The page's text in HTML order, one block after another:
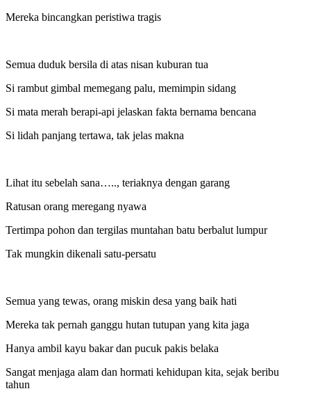
Mereka bincangkan peristiwa tragis
Semua duduk bersila di atas nisan kuburan tua
Si rambut gimbal memegang palu, memimpin sidang
Si mata merah berapi-api jelaskan fakta bernama bencana
Si lidah panjang tertawa, tak jelas makna
Lihat itu sebelah sana….., teriaknya dengan garang
Ratusan orang meregang nyawa
Tertimpa pohon dan tergilas muntahan batu berbalut lumpur
Tak mungkin dikenali satu-persatu
Semua yang tewas, orang miskin desa yang baik hati
Mereka tak pernah ganggu hutan tutupan yang kita jaga
Hanya ambil kayu bakar dan pucuk pakis belaka
Sangat menjaga alam dan hormati kehidupan kita, sejak beribu
tahun